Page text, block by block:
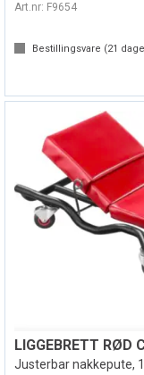
Art.nr: F9654
Bestillingsvare (21
LIGGEBRETT RØD
Justerbar nakkepute,